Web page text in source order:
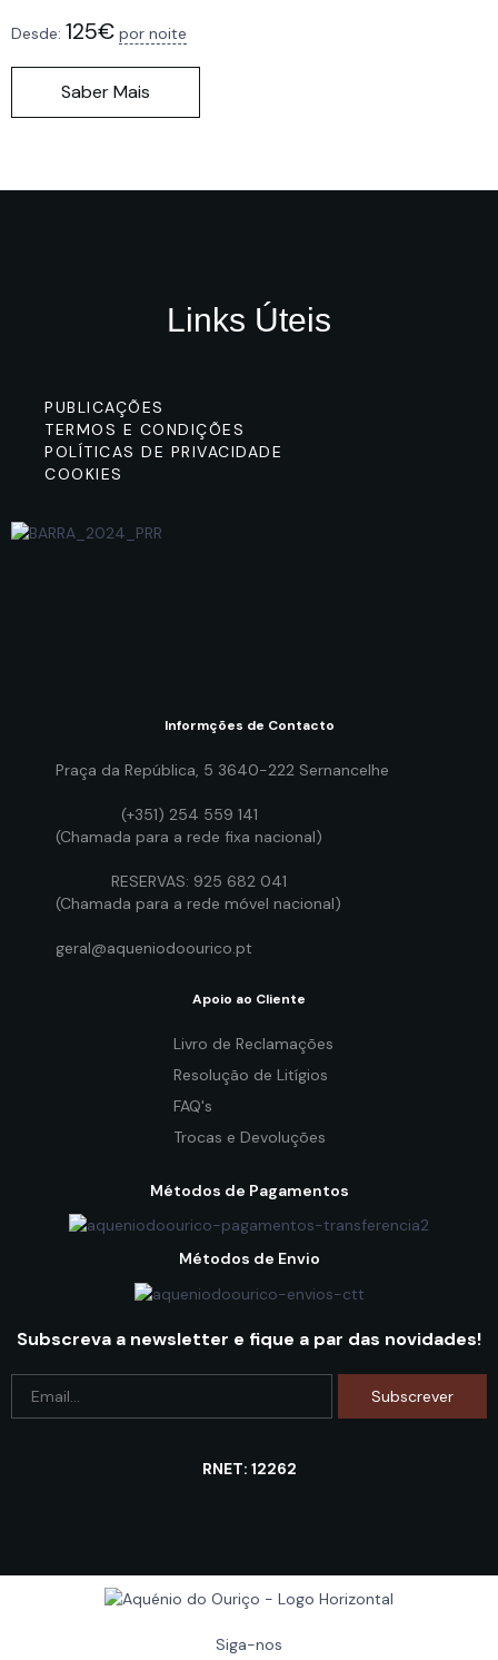
Desde: 125€ por noite
Saber Mais
Links Úteis
PUBLICAÇÕES
TERMOS E CONDIÇÕES
POLÍTICAS DE PRIVACIDADE
COOKIES
Informções de Contacto
Praça da República, 5 3640-222 Sernancelhe
(+351) 254 559 141
(Chamada para a rede fixa nacional)
RESERVAS: 925 682 041
(Chamada para a rede móvel nacional)
geral@aqueniodoourico.pt
Apoio ao Cliente
Livro de Reclamações
Resolução de Litígios
FAQ's
Trocas e Devoluções
Métodos de Pagamentos
Métodos de Envio
Subscreva a newsletter e fique a par das novidades!
RNET: 12262
Siga-nos